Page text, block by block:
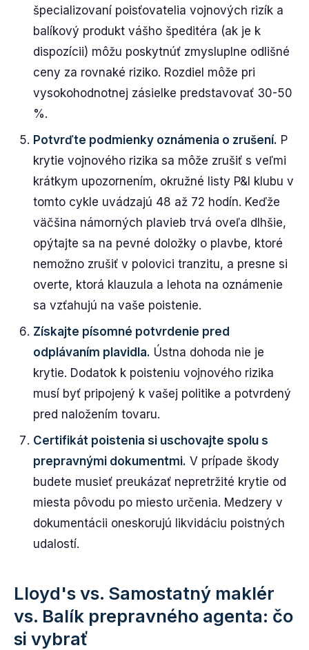
špecializovaní poisťovatelia vojnových rizík a
balíkový produkt vášho špeditéra (ak je k
dispozícii) môžu poskytnúť zmysluplne odlišné
ceny za rovnaké riziko. Rozdiel môže pri
vysokohodnotnej zásielke predstavovať 30-50
%.
Potvrďte podmienky oznámenia o zrušení. P
krytie vojnového rizika sa môže zrušiť s veľmi
krátkym upozornením, okružné listy P&I klubu v
tomto cykle uvádzajú 48 až 72 hodín. Keďže
väčšina námorných plavieb trvá oveľa dlhšie,
opýtajte sa na pevné doložky o plavbe, ktoré
nemožno zrušiť v polovici tranzitu, a presne si
overte, ktorá klauzula a lehota na oznámenie
sa vzťahujú na vaše poistenie.
Získajte písomné potvrdenie pred
odplávaním plavidla. Ústna dohoda nie je
krytie. Dodatok k poisteniu vojnového rizika
musí byť pripojený k vašej politike a potvrdený
pred naložením tovaru.
Certifikát poistenia si uschovajte spolu s
prepravnými dokumentmi. V prípade škody
budete musieť preukázať nepretržité krytie od
miesta pôvodu po miesto určenia. Medzery v
dokumentácii oneskorujú likvidáciu poistných
udalostí.
Lloyd's vs. Samostatný maklér
vs. Balík prepravného agenta: čo
si vybrať